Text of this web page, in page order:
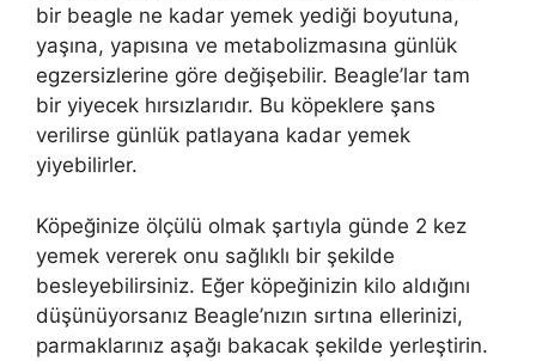
bir beagle ne kadar yemek yediği boyutuna,
yaşına, yapısına ve metabolizmasına günlük
egzersizlerine göre değişebilir. Beagle’lar tam
bir yiyecek hırsızlarıdır. Bu köpeklere şans
verilirse günlük patlayana kadar yemek
yiyebilirler.
Köpeğinize ölçülü olmak şartıyla günde 2 kez
yemek vererek onu sağlıklı bir şekilde
besleyebilirsiniz. Eğer köpeğinizin kilo aldığını
düşünüyorsanız Beagle’nızın sırtına ellerinizi,
parmaklarınız aşağı bakacak şekilde yerleştirin.